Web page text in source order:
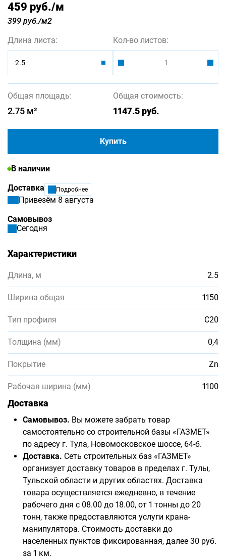
459 руб./м
399 руб./м2
Длина листа:
2.5
Кол-во листов:
Общая площадь:
2.75 м²
Общая стоимость:
1147.5руб.
Купить
В наличии
Доставка
Подробнее
Привезём 8 августа
Самовывоз
Сегодня
Характеристики
Длина, м 2.5
Ширина общая 1150
Тип профиля С20
Толщина (мм) 0,4
Покрытие Zn
Рабочая ширина (мм) 1100
Доставка
Самовывоз. Вы можете забрать товар
самостоятельно со строительной базы «ГАЗМЕТ»
по адресу г. Тула, Новомосковское шоссе, 64-б.
Доставка. Сеть строительных баз «ГАЗМЕТ»
организует доставку товаров в пределах г. Тулы,
Тульской области и других областях. Доставка
товара осуществляется ежедневно, в течение
рабочего дня с 08.00 до 18.00, от 1 тонны до 20
тонн, также предоставляются услуги крана-
манипулятора. Стоимость доставки до
населенных пунктов фиксированная, далее 30 руб.
за 1 км.